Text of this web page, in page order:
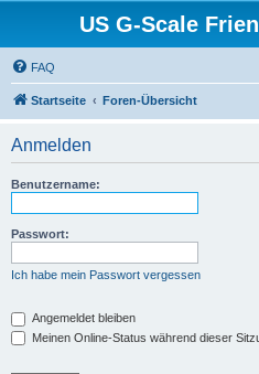
US G-Scale
FAQ
Startseite Foren-Übersicht
Anmelden
Benutzername:
Passwort:
Ich habe mein Passwort vergessen
Angemeldet bleiben
Meinen Online-Status während dieser